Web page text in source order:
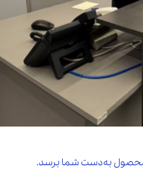
محصول به‌دست شما برسد.